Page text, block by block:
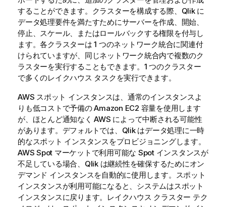
することができます。クラスターを構成する際、 Qlikに
データ処理要件を満たすためにサーバーを作成、開始、
停止、スケール、またはロールバックする権限を付与し
ます。各クラスターは 1 つのネットワーク統合に関連付
けられていますが、同じネットワーク統合内で複数のク
ラスターを実行することもできます。1 つのクラスター
で多くのレイクハウス タスクを実行できます。
AWS スポット インスタンスは、通常のインスタンスよ
りも低コストで予備の Amazon EC2 容量を使用します
が、ほとんど通知なく AWS によって中断される可能性
があります。デフォルトでは、 Qlikはデータ処理に一時
的なスポット インスタンスをプロビジョニングします。
AWS Spot マーケットで利用可能な Spot インスタンスが
不足している場合、 Qlikは継続性を確保するためにオン
デマンド インスタンスを自動的に使用します。スポット
インスタンスが利用可能になると、システムはスポット
インスタンスに戻ります。レイクハウス クラスター テク